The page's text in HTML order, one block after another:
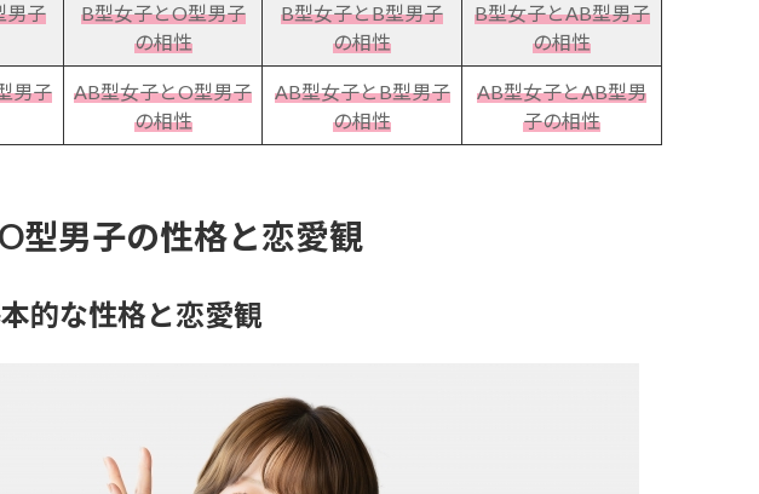
男子
B型女子とO型男子
の相性
B型女子とB型男子
の相性
B型女子とAB型男子
の相性
男子
AB型女子とO型男子
の相性
AB型女子とB型男子
の相性
AB型女子とAB型男
子の相性
型男子の性格と恋愛観
的な性格と恋愛観